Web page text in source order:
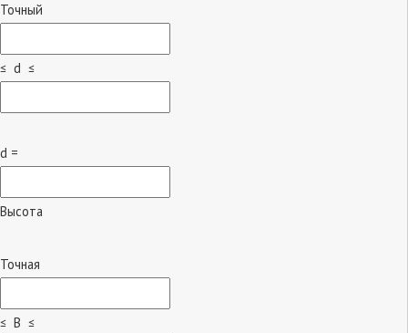
Точный
≤ d ≤
d =
Высота
Точная
≤ B ≤